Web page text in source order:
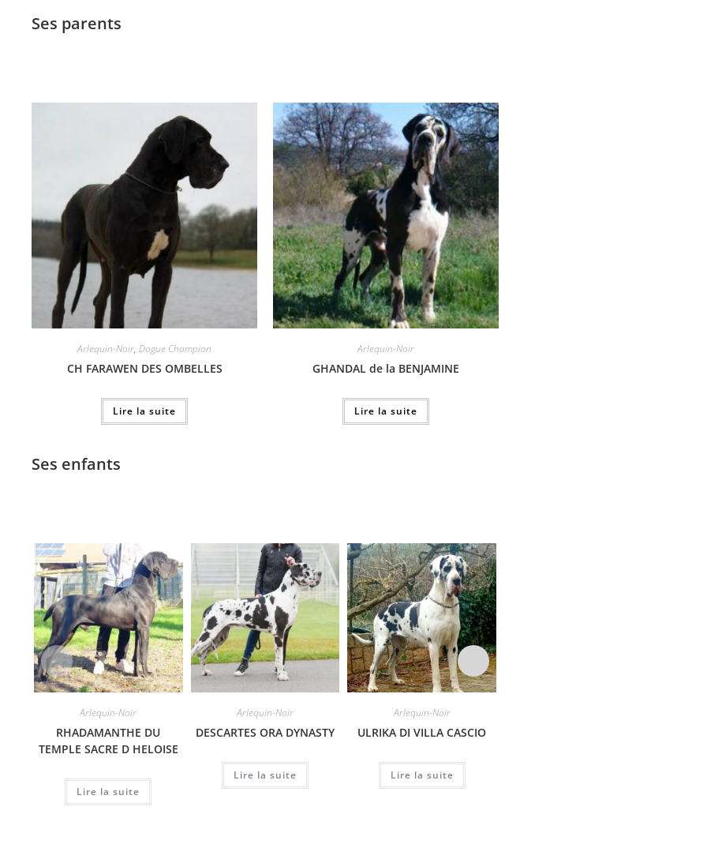
Ses parents
Arlequin-Noir, Dogue Champion
CH FARAWEN DES OMBELLES
Lire la suite
Arlequin-Noir
GHANDAL de la BENJAMINE
Lire la suite
Ses enfants
Arlequin-Noir
RHADAMANTHE DU
TEMPLE SACRE D HELOISE
Lire la suite
Arlequin-Noir
DESCARTES ORA DYNASTY
Lire la suite
Arlequin-Noir
ULRIKA DI VILLA CASCIO
Lire la suite